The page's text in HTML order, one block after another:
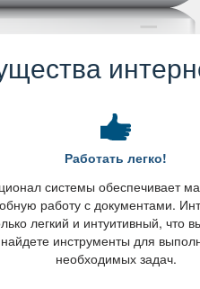
Работать легко!
системы обеспечивает
работу с документами.
легкий и интуитивный, что
найдете инструменты для
необходимых задач.